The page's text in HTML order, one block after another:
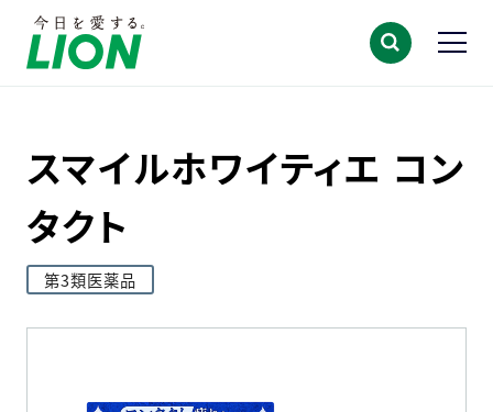
スマイルホワイティエ コン
タクト
第3類医薬品